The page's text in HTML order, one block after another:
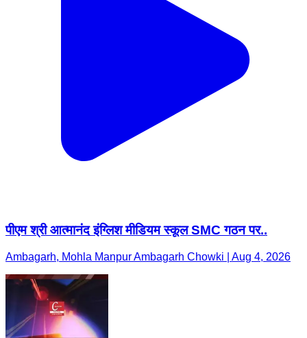
पीएम श्री आत्मानंद इंग्लिश मीडियम स्कूल SMC गठन पर..
Ambagarh, Mohla Manpur Ambagarh Chowki | Aug 4, 2026